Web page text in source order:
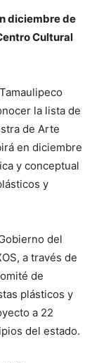
diciembre de
Cultural
la lista de
de Arte
en diciembre
y conceptual
y
del
a través de
de
plásticos y
a 22
del estado.